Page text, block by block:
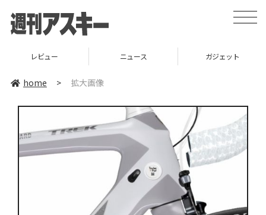
toggle
レビュー ニュース ガジェット
home > 拡大画像